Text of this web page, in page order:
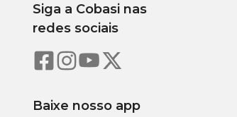
Siga a Cobasi nas
redes sociais
Baixe nosso app